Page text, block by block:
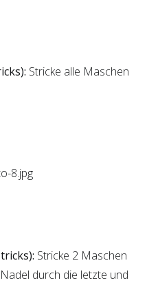
Stricke alle Maschen
Stricke 2 Maschen
durch die letzte und